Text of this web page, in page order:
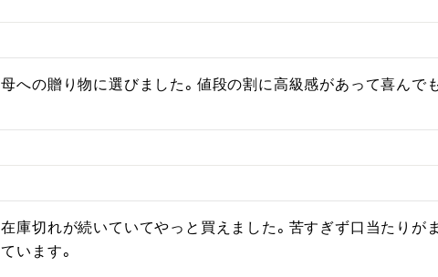
母への贈り物に選びました。値段の割に高級感があって喜んで
在庫切れが続いていてやっと買えました。苦すぎず口当たりが
ています。